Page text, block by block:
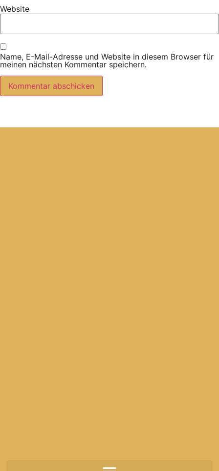
Website
Name, E-Mail-Adresse und Website in diesem Browser für
meinen nächsten Kommentar speichern.